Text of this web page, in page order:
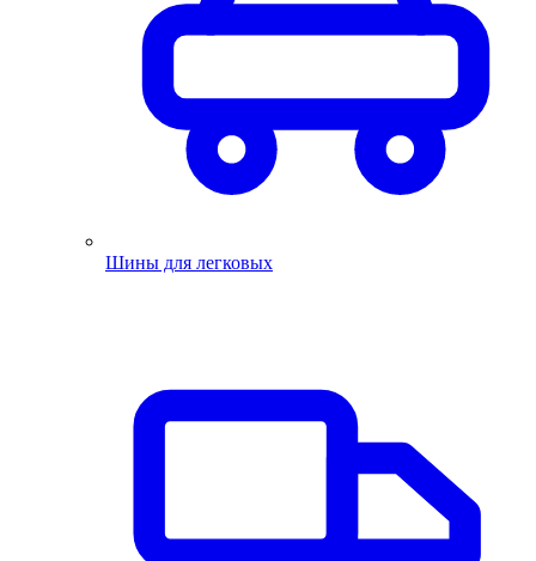
Шины для легковых